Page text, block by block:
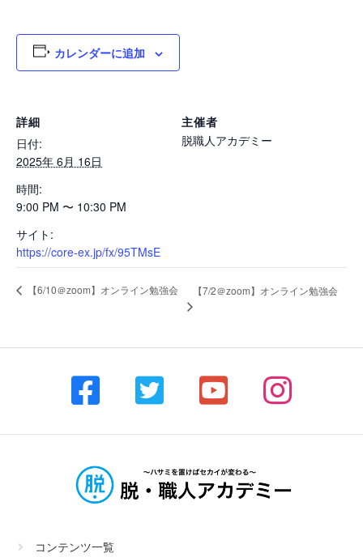
カレンダーに追加
詳細
日付:
2025年 6月 16日
時間:
9:00 PM 〜 10:30 PM
サイト:
https://core-ex.jp/fx/95TMsE
主催者
脱職人アカデミー
【6/10＠zoom】オンライン勉強会 【7/2＠zoom】オンライン勉強会
コンテンツ一覧